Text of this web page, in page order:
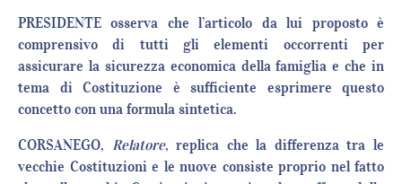
PRESIDENTE osserva che l’articolo da lui proposto è
comprensivo di tutti gli elementi occorrenti per
assicurare la sicurezza economica della famiglia e che in
tema di Costituzione è sufficiente esprimere questo
concetto con una formula sintetica.
CORSANEGO, Relatore, replica che la differenza tra le
vecchie Costituzioni e le nuove consiste proprio nel fatto